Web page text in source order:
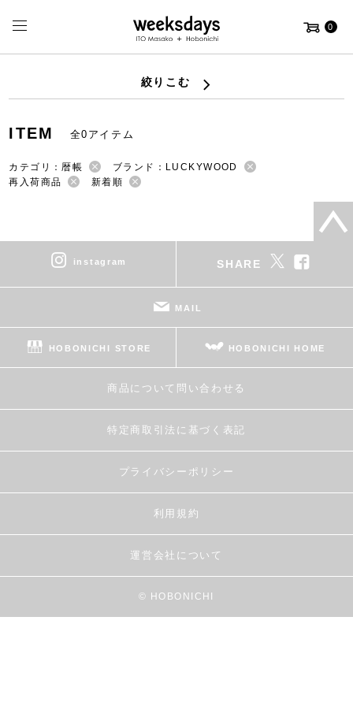
0
絞りこむ
ITEM 全0アイテム
カテゴリ：暦帳
ブランド：LUCKYWOOD
再入荷商品
新着順
instagram SHARE
MAIL
HOBONICHI STORE HOBONICHI HOME
商品について問い合わせる
特定商取引法に基づく表記
プライバシーポリシー
利用規約
運営会社について
© HOBONICHI